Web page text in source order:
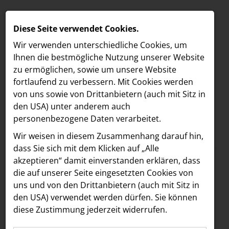
MELDUNGEN
LOEBELL NORDBERG
Lifestyle & Events
INNER
aehre
Astoria Artshow
Meldungen / LOEBELL NORDBERG
Text Bilder
11.10.2024
„Ring the bell“: VIPs
und
Diese Seite verwendet Cookies.
Wir verwenden unterschiedliche Cookies, um
Ihnen die best­mögliche Nutzung unserer Website
zu ermöglichen, sowie um unsere Website
fortlaufend zu verbessern. Mit Cookies werden
von uns sowie von Drittanbietern (auch mit Sitz in
den USA) unter anderem auch
personenbezogene Daten verarbeitet.
Wir weisen in diesem Zusammenhang darauf hin,
dass Sie sich mit dem Klicken auf „Alle
akzeptieren“ damit ein­ver­standen erklären, dass
die auf unserer Seite eingesetzten Cookies von
uns und von den Drittanbietern (auch mit Sitz in
den USA) verwendet werden dürfen. Sie können
diese Zustimmung jederzeit widerrufen.